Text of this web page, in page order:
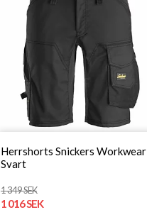
Herrshorts Snickers Workwear
Svart
1 349 SEK
1 016 SEK